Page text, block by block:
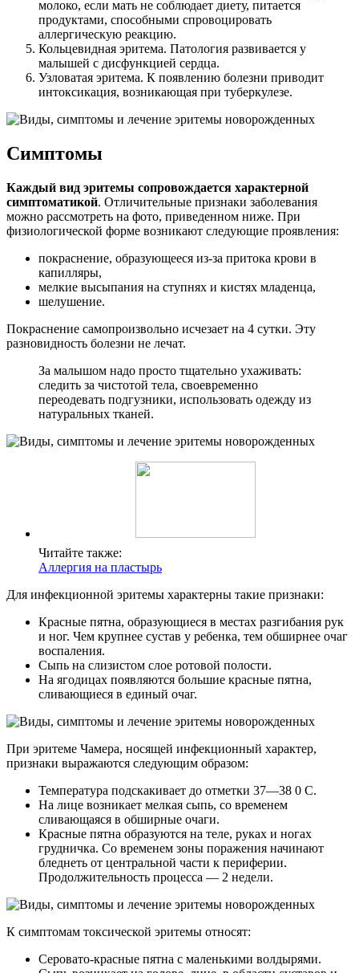
молоко, если мать не соблюдает диету, питается
продуктами, способными спровоцировать
аллергическую реакцию.
Кольцевидная эритема. Патология развивается у
малышей с дисфункцией сердца.
Узловатая эритема. К появлению болезни приводит
интоксикация, возникающая при туберкулезе.
Симптомы
Каждый вид эритемы сопровождается характерной
симптоматикой. Отличительные признаки заболевания
можно рассмотреть на фото, приведенном ниже. При
физиологической форме возникают следующие проявления:
покраснение, образующееся из-за притока крови в
капилляры,
мелкие высыпания на ступнях и кистях младенца,
шелушение.
Покраснение самопроизвольно исчезает на 4 сутки. Эту
разновидность болезни не лечат.
За малышом надо просто тщательно ухаживать:
следить за чистотой тела, своевременно
переодевать подгузники, использовать одежду из
натуральных тканей.
Читайте также:
Аллергия на пластырь
Для инфекционной эритемы характерны такие признаки:
Красные пятна, образующиеся в местах разгибания рук
и ног. Чем крупнее сустав у ребенка, тем обширнее очаг
воспаления.
Сыпь на слизистом слое ротовой полости.
На ягодицах появляются большие красные пятна,
сливающиеся в единый очаг.
При эритеме Чамера, носящей инфекционный характер,
признаки выражаются следующим образом:
Температура подскакивает до отметки 37—38 0 C.
На лице возникает мелкая сыпь, со временем
сливающаяся в обширные очаги.
Красные пятна образуются на теле, руках и ногах
грудничка. Со временем зоны поражения начинают
бледнеть от центральной части к периферии.
Продолжительность процесса — 2 недели.
К симптомам токсической эритемы относят:
Серовато-красные пятна с маленькими волдырями.